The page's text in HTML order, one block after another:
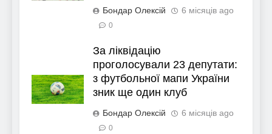
Бондар Олексій 6 місяців ago
0
За ліквідацію
проголосували 23 депутати:
з футбольної мапи України
зник ще один клуб
Бондар Олексій 6 місяців ago
0